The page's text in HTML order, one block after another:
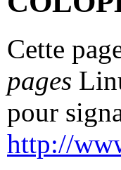
Cette
pages
pour
http://